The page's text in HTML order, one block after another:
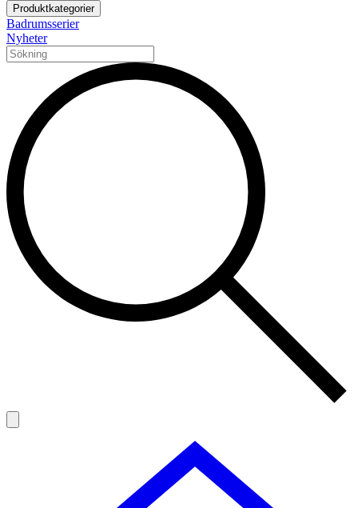
Produktkategorier
Badrumsserier
Nyheter